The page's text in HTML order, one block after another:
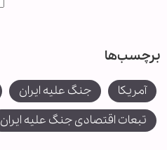
برچسب‌ها
آمریکا جنگ علیه ایران
تبعات اقتصادی جنگ علیه ایران